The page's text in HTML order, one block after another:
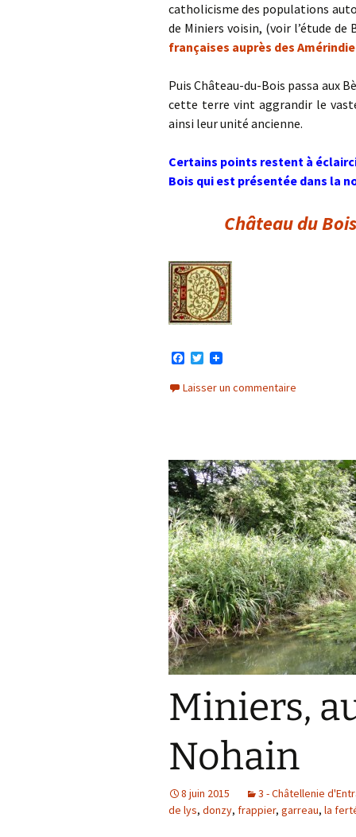
catholicisme des populations
de Miniers voisin, (voir l’étude de
françaises auprès des
Puis Château-du-Bois passa aux
cette terre vint aggrandir le
ainsi leur unité ancienne.
Certains points restent à
Bois qui est présentée dans la
Château du Bois
c
e
T
i
t
Laisser un commentaire
Miniers,
Nohain
8 juin 2015 3 - Châtellenie
de lys, donzy, frappier, garreau, la